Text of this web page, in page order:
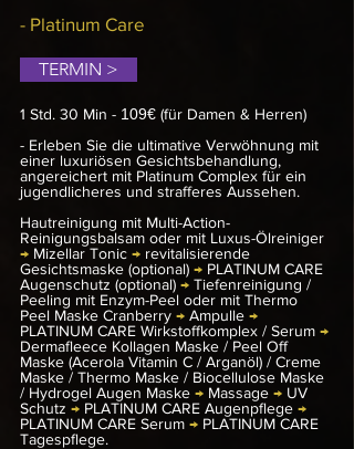
Detox-Behandlung kann zudem
Unreinheiten vorbeugen, große Poren
Talgproduktion verhindern.
Feuchtigkeitsspendende Nährstoffe dringen
tief in die Hautschichten ein.
- Platinum Care
TERMIN >
1 Std. 30 Min - 109€ (für Damen & Herren)
- Erleben Sie die ultimative Verwöhnung mit
einer luxuriösen Gesichtsbehandlung,
angereichert mit Platinum Complex für ein
jugendlicheres und strafferes Aussehen.
Hautreinigung mit Multi-Action-
Reinigungsbalsam oder mit Luxus-Ölreiniger
→ Mizellar Tonic → revitalisierende
Gesichtsmaske (optional) → PLATINUM CARE
Augenschutz (optional) → Tiefenreinigung /
Peeling mit Enzym-Peel oder mit Thermo
Peel Maske Cranberry → Ampulle →
PLATINUM CARE Wirkstoffkomplex / Serum →
Dermafleece Kollagen Maske / Peel Off
Maske (Acerola Vitamin C / Arganöl) / Creme
Maske / Thermo Maske / Biocellulose Maske
/ Hydrogel Augen Maske → Massage → UV
Schutz → PLATINUM CARE Augenpflege →
PLATINUM CARE Serum → PLATINUM CARE
Tagespflege.